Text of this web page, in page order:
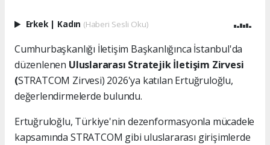
Erkek | Kadın (Haberi Sesli Oku)
Cumhurbaşkanlığı İletişim Başkanlığınca İstanbul'da
düzenlenen Uluslararası Stratejik İletişim Zirvesi
(STRATCOM Zirvesi) 2026'ya katılan Ertuğruloğlu,
değerlendirmelerde bulundu.
Ertuğruloğlu, Türkiye'nin dezenformasyonla mücadele
kapsamında STRATCOM gibi uluslararası girişimlerde